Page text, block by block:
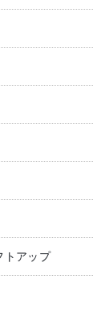
トアップ